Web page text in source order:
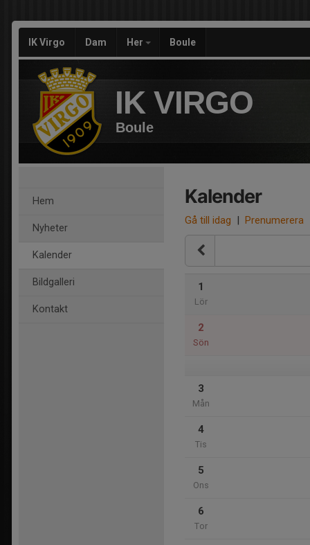
IK Virgo Dam Her Boule
IK VIRGO
Boule
Hem
Nyheter
Kalender
Bildgalleri
Kontakt
Kalender
Gå till idag | Prenumerera
1
Lör
2
Sön
3
Mån
4
Tis
5
Ons
6
Tor